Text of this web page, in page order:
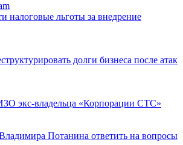
налоговые льготы за внедрение
долги бизнеса после атак
экс-владельца «Корпорации СТС»
Потанина ответить на вопросы